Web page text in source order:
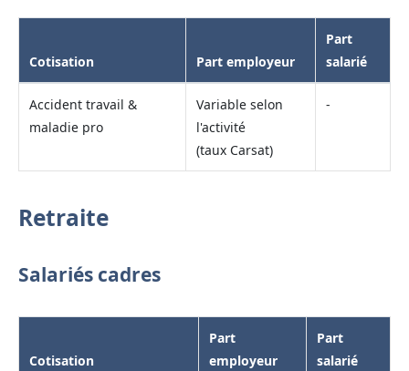
Cotisation Part employeur
Part
salarié
Accident travail &
maladie pro
Variable selon
l'activité
(taux Carsat)
-
Retraite
Salariés cadres
Cotisation
Part
employeur
Part
salarié